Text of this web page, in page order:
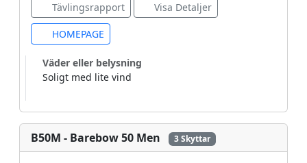
Tävlingsrapport
Visa Detaljer
HOMEPAGE
Väder eller belysning
Soligt med lite vind
B50M - Barebow 50 Men 3 Skyttar